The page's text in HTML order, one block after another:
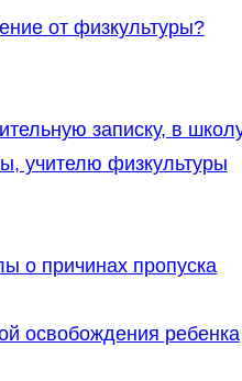
от физкультуры?
записку, в
учителю физкультуры
о причинах пропуска
освобождения ребенка